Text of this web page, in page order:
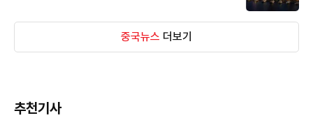
중국뉴스 더보기
추천기사